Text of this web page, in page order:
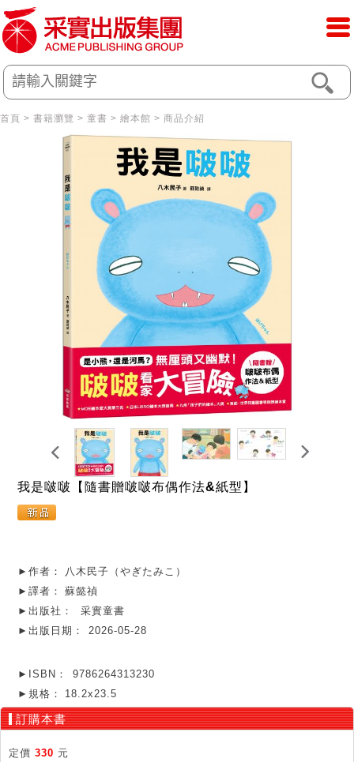
首頁 > 書籍瀏覽 > 童書 > 繪本館 > 商品介紹
我是啵啵【隨書贈啵啵布偶作法&紙型】
►作者：
八木民子（やぎたみこ）
►譯者：
蘇懿禎
►出版社：
采實童書
►出版日期：
2026-05-28
►ISBN：
9786264313230
►規格：
18.2x23.5
訂購本書
定價 330 元